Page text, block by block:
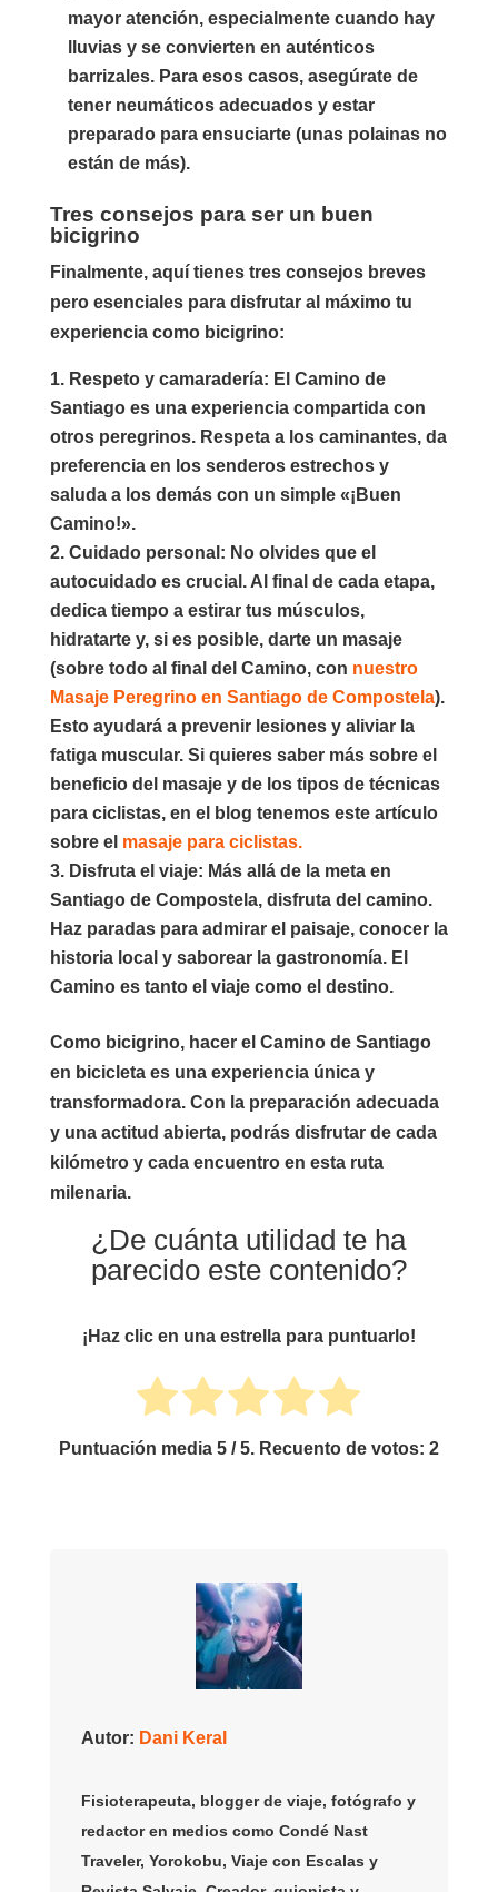
mayor atención, especialmente cuando hay
lluvias y se convierten en auténticos
barrizales. Para esos casos, asegúrate de
tener neumáticos adecuados y estar
preparado para ensuciarte (unas polainas no
están de más).
Tres consejos para ser un buen
bicigrino
Finalmente, aquí tienes tres consejos breves
pero esenciales para disfrutar al máximo tu
experiencia como bicigrino:
Respeto y camaradería: El Camino de
Santiago es una experiencia compartida con
otros peregrinos. Respeta a los caminantes, da
preferencia en los senderos estrechos y
saluda a los demás con un simple «¡Buen
Camino!».
Cuidado personal : No olvides que el
autocuidado es crucial. Al final de cada etapa,
dedica tiempo a estirar tus músculos,
hidratarte y, si es posible, darte un masaje
(sobre todo al final del Camino, con nuestro
Masaje Peregrino en Santiago de Compostela).
Esto ayudará a prevenir lesiones y aliviar la
fatiga muscular. Si quieres saber más sobre el
beneficio del masaje y de los tipos de técnicas
para ciclistas, en el blog tenemos este artículo
sobre el masaje para ciclistas.
Disfruta el viaje: Más allá de la meta en
Santiago de Compostela, disfruta del camino.
Haz paradas para admirar el paisaje, conocer la
historia local y saborear la gastronomía. El
Camino es tanto el viaje como el destino.
Como bicigrino, hacer el Camino de Santiago
en bicicleta es una experiencia única y
transformadora. Con la preparación adecuada
y una actitud abierta, podrás disfrutar de cada
kilómetro y cada encuentro en esta ruta
milenaria.
¿De cuánta utilidad te ha
parecido este contenido?
¡Haz clic en una estrella para puntuarlo!
Puntuación media 5/ 5. Recuento de votos: 2
Autor: Dani Keral
Fisioterapeuta, blogger de viaje, fotógrafo y
redactor en medios como Condé Nast
Traveler, Yorokobu, Viaje con Escalas y